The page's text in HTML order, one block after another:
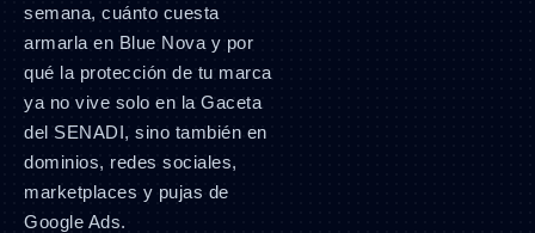
semana, cuánto cuesta
armarla en Blue Nova y por
qué la protección de tu marca
ya no vive solo en la Gaceta
del SENADI, sino también en
dominios, redes sociales,
marketplaces y pujas de
Google Ads.